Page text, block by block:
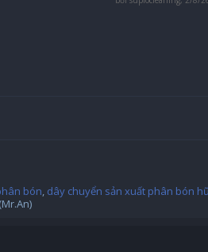
bón, dây chuyển sản xuất phân bón